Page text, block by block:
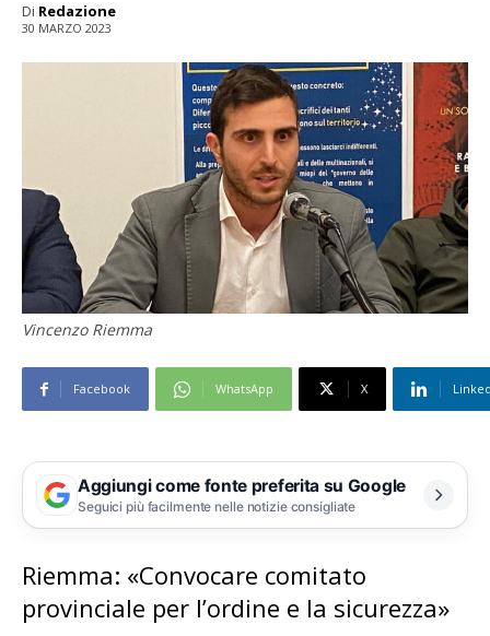
Di Redazione
30 MARZO 2023
Vincenzo Riemma
Facebook WhatsApp X
Aggiungi come fonte preferita su Google
Seguici più facilmente nelle notizie consigliate
Riemma: «Convocare comitato
provinciale per l’ordine e la sicurezza»